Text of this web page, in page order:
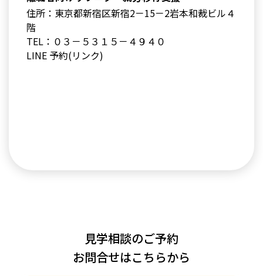
住所：東京都新宿区新宿2－15－2岩本和裁ビル４
階
TEL：０３－５３１５－４９４０
LINE 予約(リンク)
見学相談のご予約
お問合せはこちらから